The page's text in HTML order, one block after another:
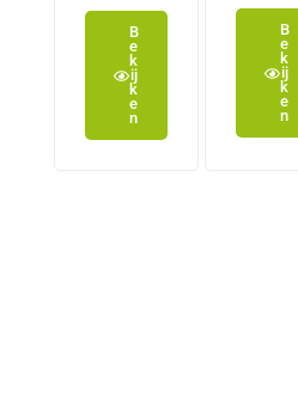
B
e
k
ij
k
e
n
B
e
k
ij
k
e
n